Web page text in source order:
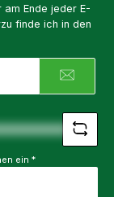
Ende jeder E-
finde ich in den
ein *